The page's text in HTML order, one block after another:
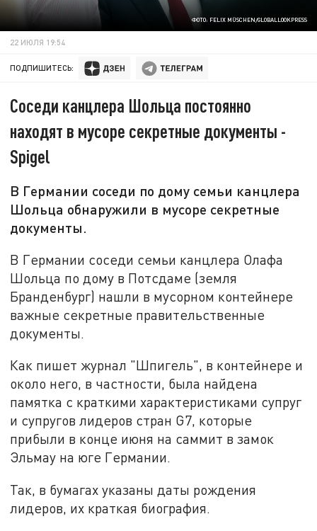
ФОТО: FELIX MÜSCHEN/GLOBALLOOKPRESS
22 ИЮЛЯ 19:54
ПОДПИШИТЕСЬ:
Соседи канцлера Шольца постоянно
находят в мусоре секретные документы -
Spigel
В Германии соседи по дому семьи канцлера
Шольца обнаружили в мусоре секретные
документы.
В Германии соседи семьи канцлера Олафа
Шольца по дому в Потсдаме (земля
Бранденбург) нашли в мусорном контейнере
важные секретные правительственные
документы.
Как пишет журнал "Шпигель", в контейнере и
около него, в частности, была найдена
памятка с краткими характеристиками супруг
и супругов лидеров стран G7, которые
прибыли в конце июня на саммит в замок
Эльмау на юге Германии.
Так, в бумагах указаны даты рождения
лидеров, их краткая биография.